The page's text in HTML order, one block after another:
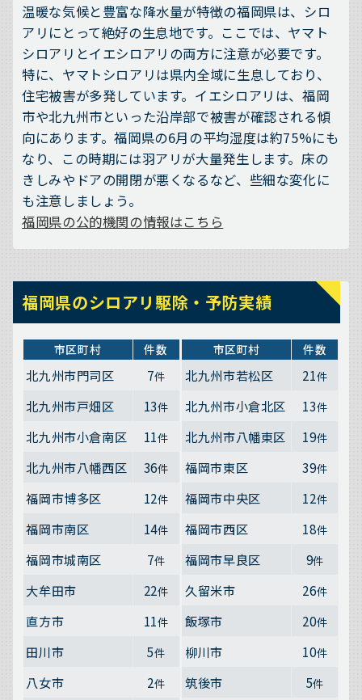
温暖な気候と豊富な降水量が特徴の福岡県は、シロ
アリにとって絶好の生息地です。ここでは、ヤマト
シロアリとイエシロアリの両方に注意が必要です。
特に、ヤマトシロアリは県内全域に生息しており、
住宅被害が多発しています。イエシロアリは、福岡
市や北九州市といった沿岸部で被害が確認される傾
向にあります。福岡県の6月の平均湿度は約75%にも
なり、この時期には羽アリが大量発生します。床の
きしみやドアの開閉が悪くなるなど、些細な変化に
も注意しましょう。
福岡県の公的機関の情報はこちら
福岡県のシロアリ駆除・予防実績
市区町村 件数
北九州市門司区 7件
北九州市戸畑区 13件
北九州市小倉南区 11件
北九州市八幡西区 36件
福岡市博多区 12件
福岡市南区 14件
福岡市城南区 7件
大牟田市 22件
直方市 11件
田川市 5件
八女市 2件
市区町村 件数
北九州市若松区 21件
北九州市小倉北区 13件
北九州市八幡東区 19件
福岡市東区 39件
福岡市中央区 12件
福岡市西区 18件
福岡市早良区 9件
久留米市 26件
飯塚市 20件
柳川市 10件
筑後市 5件